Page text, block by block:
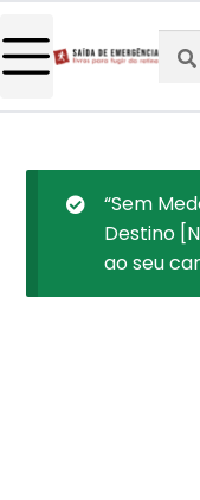
por:
“Sem
Destino
ao seu